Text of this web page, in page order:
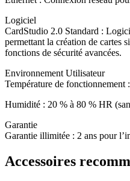
Logiciel
CardStudio 2.0 Standard :
permettant la création de cartes
fonctions de sécurité avancées.
Environnement Utilisateur
Température de fonctionnement
Humidité : 20 % à 80 % HR
Garantie
Garantie illimitée : 2 ans pour
Accessoires